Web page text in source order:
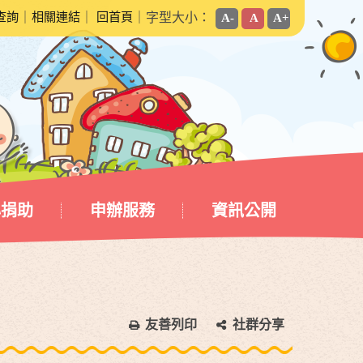
詢 相關連結 回首頁 ｜字型大小： A- A A+
助 申辦服務 資訊公開
友善列印 社群分享